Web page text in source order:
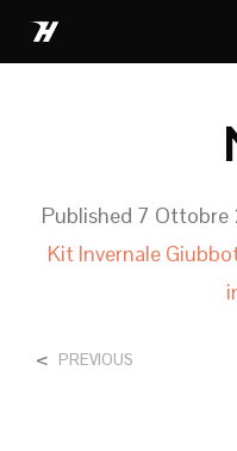
Published 7 Ottobre
Kit Invernale
< PREVIOUS